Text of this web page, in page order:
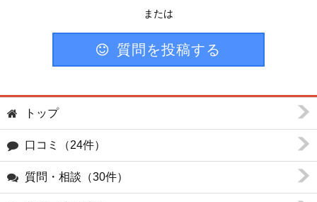
または
質問を投稿する
トップ
口コミ（24件）
質問・相談（30件）